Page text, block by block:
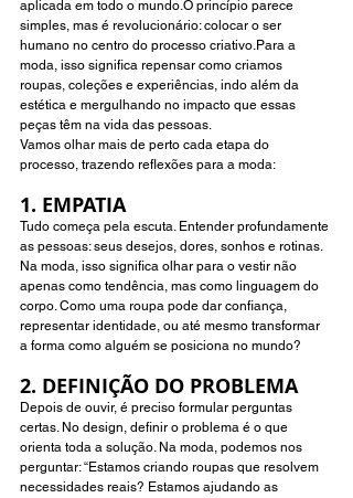
aplicada em todo o mundo.O princípio parece
simples, mas é revolucionário: colocar o ser
humano no centro do processo criativo.Para a
moda, isso significa repensar como criamos
roupas, coleções e experiências, indo além da
estética e mergulhando no impacto que essas
peças têm na vida das pessoas.
Vamos olhar mais de perto cada etapa do
processo, trazendo reflexões para a moda:
1. EMPATIA
Tudo começa pela escuta. Entender profundamente
as pessoas: seus desejos, dores, sonhos e rotinas.
Na moda, isso significa olhar para o vestir não
apenas como tendência, mas como linguagem do
corpo. Como uma roupa pode dar confiança,
representar identidade, ou até mesmo transformar
a forma como alguém se posiciona no mundo?
2. DEFINIÇÃO DO PROBLEMA
Depois de ouvir, é preciso formular perguntas
certas. No design, definir o problema é o que
orienta toda a solução. Na moda, podemos nos
perguntar: “Estamos criando roupas que resolvem
necessidades reais? Estamos ajudando as